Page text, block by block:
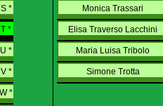
S *
T *
U *
V *
W *
Monica Trassari
Elisa Traverso Lacchini
Maria Luisa Tribolo
Simone Trotta